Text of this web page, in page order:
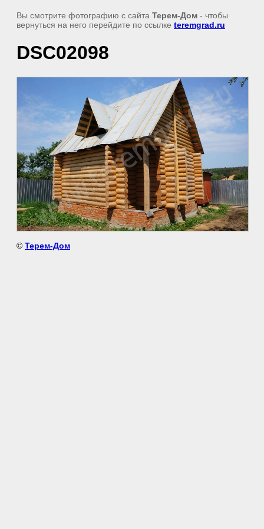
Вы смотрите фотографию с сайта Терем-Дом - чтобы
вернуться на него перейдите по ссылке teremgrad.ru
DSC02098
© Терем-Дом